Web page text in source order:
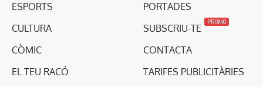
ESPORTS
CULTURA
CÒMIC
EL TEU RACÓ
PORTADES
SUBSCRIU-TE
PROMO
CONTACTA
TARIFES PUBLICITÀRIES